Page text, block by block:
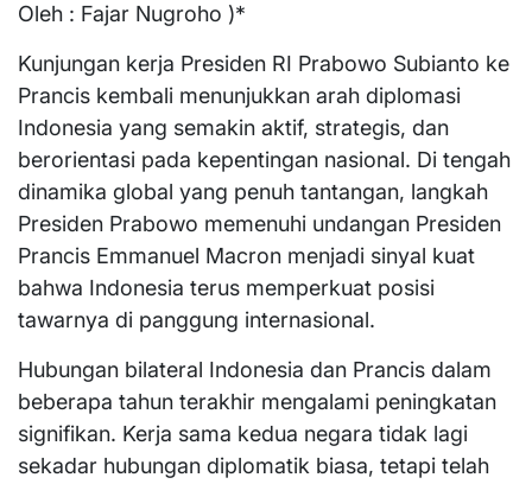
Oleh : Fajar Nugroho )*
Kunjungan kerja Presiden RI Prabowo Subianto ke
Prancis kembali menunjukkan arah diplomasi
Indonesia yang semakin aktif, strategis, dan
berorientasi pada kepentingan nasional. Di tengah
dinamika global yang penuh tantangan, langkah
Presiden Prabowo memenuhi undangan Presiden
Prancis Emmanuel Macron menjadi sinyal kuat
bahwa Indonesia terus memperkuat posisi
tawarnya di panggung internasional.
Hubungan bilateral Indonesia dan Prancis dalam
beberapa tahun terakhir mengalami peningkatan
signifikan. Kerja sama kedua negara tidak lagi
sekadar hubungan diplomatik biasa, tetapi telah